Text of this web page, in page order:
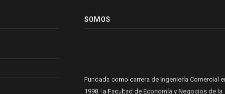
SOMOS
Fundada como carrera de Ingeniería Comercial
1998, la Facultad de Economía y Negocios de la